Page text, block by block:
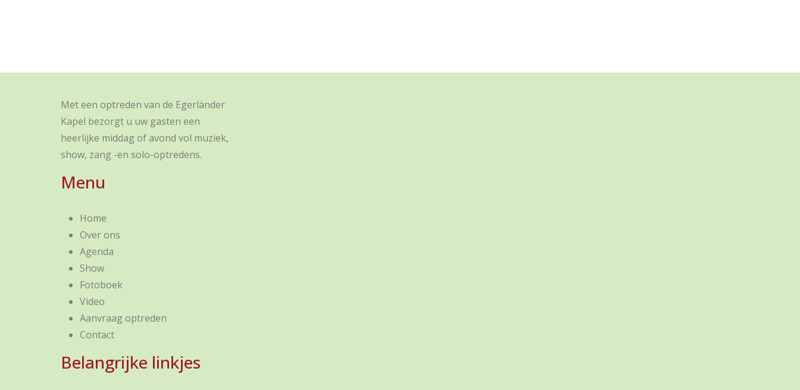
Met een optreden van de Egerländer
Kapel bezorgt u uw gasten een
heerlijke middag of avond vol muziek,
show, zang -en solo-optredens.
Menu
Home
Over ons
Agenda
Show
Fotoboek
Video
Aanvraag optreden
Contact
Belangrijke linkjes